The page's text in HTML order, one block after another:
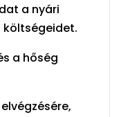
a nyári
költségeidet.
a hőség